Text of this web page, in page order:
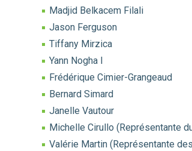
Madjid Belkacem Filali
Jason Ferguson
Tiffany Mirzica
Yann Nogha I
Frédérique Cimier-Grangeaud
Bernard Simard
Janelle Vautour
Michelle Cirullo (Représentante
Valérie Martin (Représentante